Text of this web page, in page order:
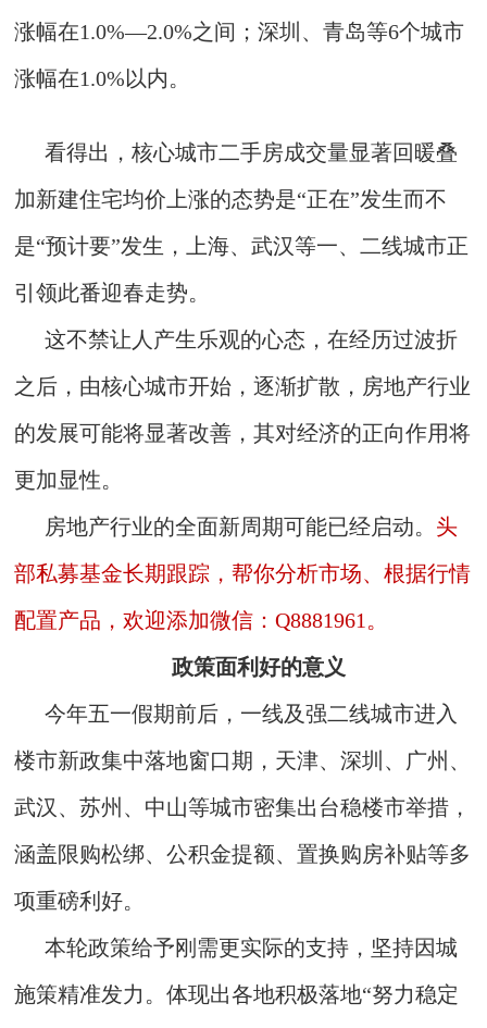
涨幅在1.0%—2.0%之间；深圳、青岛等6个城市
涨幅在1.0%以内。
看得出，核心城市二手房成交量显著回暖叠
加新建住宅均价上涨的态势是“正在”发生而不
是“预计要”发生，上海、武汉等一、二线城市正
引领此番迎春走势。
这不禁让人产生乐观的心态，在经历过波折
之后，由核心城市开始，逐渐扩散，房地产行业
的发展可能将显著改善，其对经济的正向作用将
更加显性。
房地产行业的全面新周期可能已经启动。 头
部私募基金长期跟踪，帮你分析市场、根据行情
配置产品，欢迎添加微信：Q8881961。
政策面利好的意义
今年五一假期前后，一线及强二线城市进入
楼市新政集中落地窗口期，天津、深圳、广州、
武汉、苏州、中山等城市密集出台稳楼市举措，
涵盖限购松绑、公积金提额、置换购房补贴等多
项重磅利好。
本轮政策给予刚需更实际的支持，坚持因城
施策精准发力。体现出各地积极落地“努力稳定